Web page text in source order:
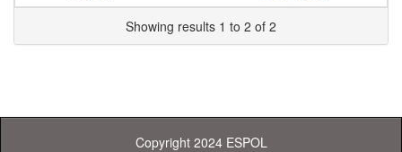
Showing results 1 to 2 of 2
Copyright 2024 ESPOL